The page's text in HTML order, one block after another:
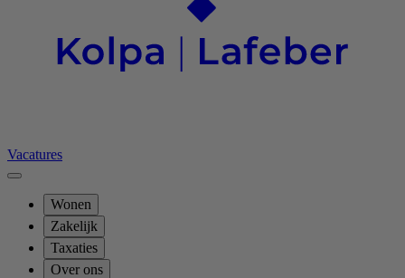
Vacatures
Wonen
Zakelijk
Taxaties
Over ons